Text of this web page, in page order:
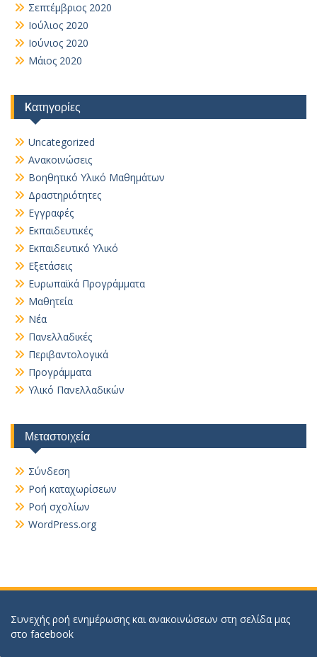
Σεπτέμβριος 2020
Ιούλιος 2020
Ιούνιος 2020
Μάιος 2020
Kατηγορίες
Uncategorized
Ανακοινώσεις
Βοηθητικό Yλικό Mαθημάτων
Δραστηριότητες
Εγγραφές
Εκπαιδευτικές
Εκπαιδευτικό Υλικό
Εξετάσεις
Ευρωπαϊκά Προγράμματα
Μαθητεία
Νέα
Πανελλαδικές
Περιβαντολογικά
Προγράμματα
Υλικό Πανελλαδικών
Μεταστοιχεία
Σύνδεση
Ροή καταχωρίσεων
Ροή σχολίων
WordPress.org
Συνεχής ροή ενημέρωσης και ανακοινώσεων στη σελίδα μας
στο facebook